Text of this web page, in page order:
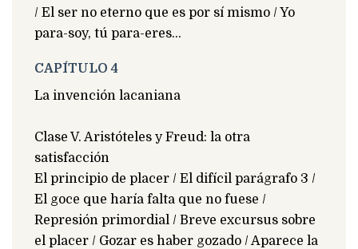
/ El ser no eterno que es por sí mismo / Yo
para-soy, tú para-eres…
CAPÍTULO 4
La invención lacaniana
Clase V. Aristóteles y Freud: la otra
satisfacción
El principio de placer / El difícil parágrafo 3 /
El goce que haría falta que no fuese /
Represión primordial / Breve excursus sobre
el placer / Gozar es haber gozado / Aparece la